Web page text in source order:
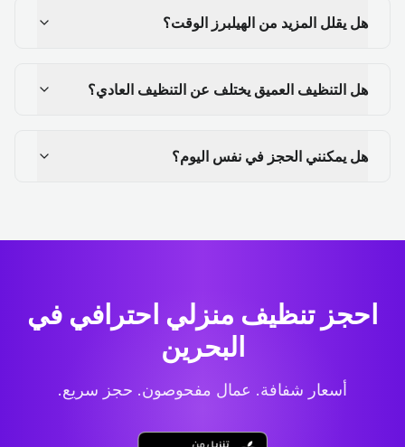
هل يقلل المزيد من الهيلبرز الوقت؟
هل التنظيف العميق يختلف عن التنظيف العادي؟
هل يمكنني الحجز في نفس اليوم؟
احجز تنظيف منزلي احترافي في
البحرين
أسعار شفافة. عمال مفحوصون. حجز سريع.